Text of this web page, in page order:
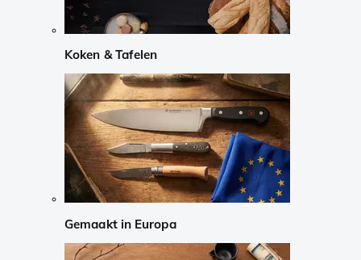
Koken & Tafelen
Gemaakt in Europa